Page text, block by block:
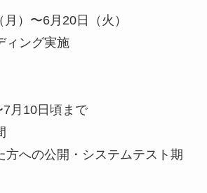
）〜6月20日（火）
ィング実施
月10日頃まで
方への公開・システムテスト期